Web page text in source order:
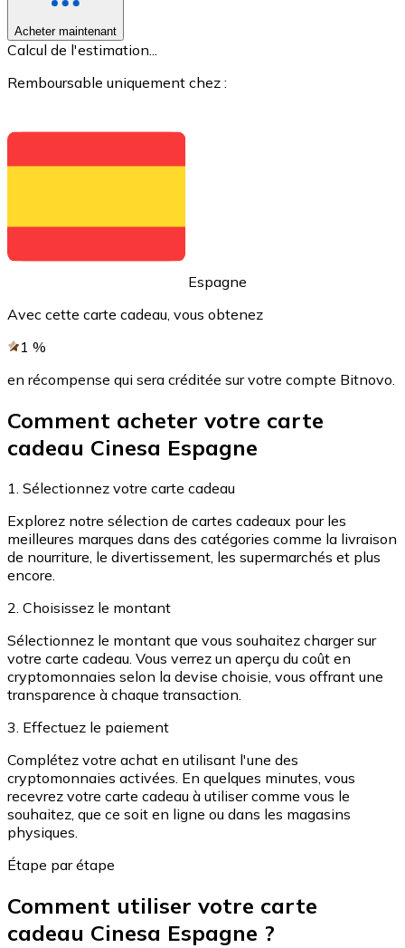
Voir toutes
Acheter avec espèces
Virement SEPA
Acheter avec virement bancaire
Carte de crédit / débit
Utilisez les cartes Visa et Mastercard pour acheter
Nouveau
Achetez des cartes-cadeaux de vos marques
Aller à la boutique de cartes-cadeaux
Acheter maintenant
Calcul de l'estimation...
Remboursable uniquement chez :
Espagne
Avec cette carte cadeau, vous obtenez
1 %
en récompense qui sera créditée sur votre compte Bitnovo.
Comment acheter votre carte
cadeau Cinesa Espagne
1. Sélectionnez votre carte cadeau
Explorez notre sélection de cartes cadeaux pour les
meilleures marques dans des catégories comme la livraison
de nourriture, le divertissement, les supermarchés et plus
encore.
2. Choisissez le montant
Sélectionnez le montant que vous souhaitez charger sur
votre carte cadeau. Vous verrez un aperçu du coût en
cryptomonnaies selon la devise choisie, vous offrant une
transparence à chaque transaction.
3. Effectuez le paiement
Complétez votre achat en utilisant l'une des
cryptomonnaies activées. En quelques minutes, vous
recevrez votre carte cadeau à utiliser comme vous le
souhaitez, que ce soit en ligne ou dans les magasins
physiques.
Étape par étape
Comment utiliser votre carte
cadeau Cinesa Espagne ?